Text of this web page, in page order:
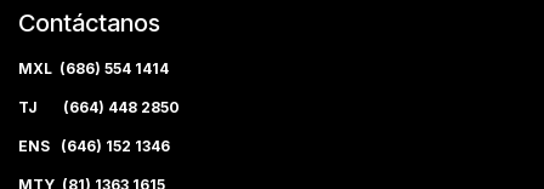
Contáctanos
MXL (686) 554 1414
TJ (664) 448 2850
ENS (646) 152 1346
MTY (81) 1363 1615